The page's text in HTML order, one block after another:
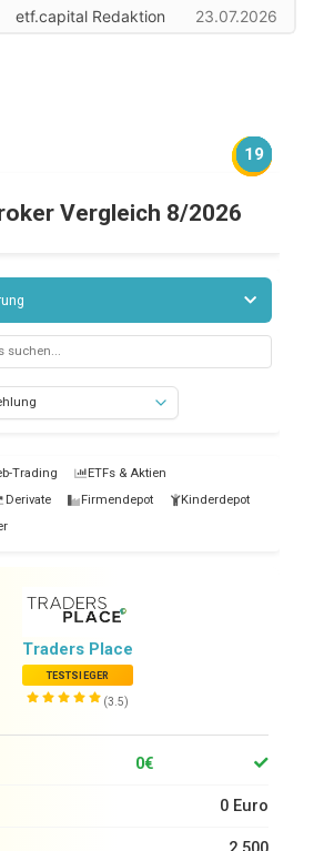
etf.capital Redaktion 23.07.2026